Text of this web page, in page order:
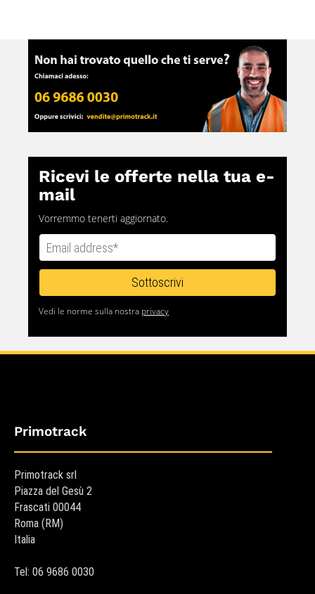
Ricevi le offerte nella tua e-
mail
Vorremmo tenerti aggiornato.
Vedi le norme sulla nostra privacy
Primotrack
Primotrack srl
Piazza del Gesù 2
Frascati 00044
Roma (RM)
Italia
Tel: 06 9686 0030